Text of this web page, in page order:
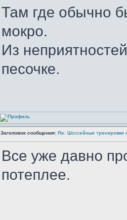
Там где обычно
мокро.
Из
песочке.
Заголовок сообщения: Re: Шоссейные тренировки
Все уже давно
потеплее.